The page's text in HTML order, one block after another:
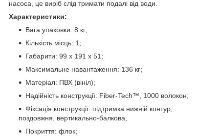
насоса, це виріб слід тримати подалі від води.
Характеристики:
Вага упаковки: 8 кг;
Кількість місць: 1;
Габарити: 99 х 191 х 51;
Максимальне навантаження: 136 кг;
Матеріал: ПВХ (вініл);
Надійність конструкції: Fiber-Tech™, 1000 волокон;
Фіксація конструкції: підтримка нижній контур,
поздовжня, вертикально-балкова;
Покриття: флок;